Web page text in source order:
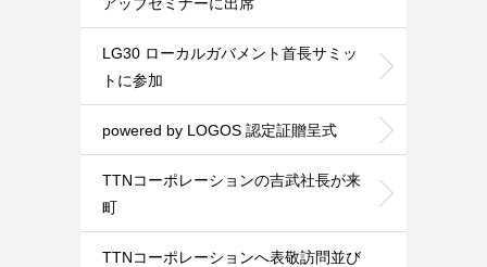
LG30 ローカルガバメント首長サミッ
トに参加
powered by LOGOS 認定証贈呈式
TTNコーポレーションの吉武社長が来
町
TTNコーポレーションへ表敬訪問並び